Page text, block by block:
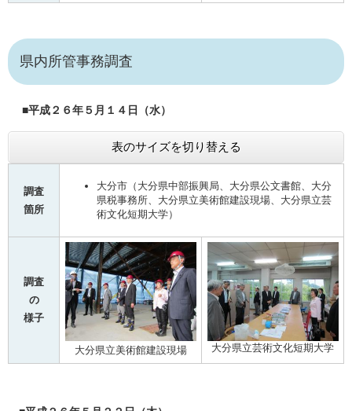
県内所管事務調査
■平成２６年５月１４日（水）
表のサイズを切り替える
調査
箇所
大分市（大分県中部振興局、大分県公文書館、大分
県税事務所、大分県立美術館建設現場、大分県立芸
術文化短期大学）
調査
の
様子
大分県立美術館建設現場 大分県立芸術文化短期大学